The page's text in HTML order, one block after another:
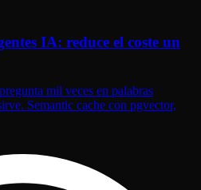
IA: reduce el coste un
mil veces en palabras
Semantic cache con pgvector,